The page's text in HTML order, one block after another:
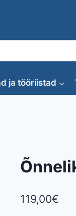
ja tööriistad
119,00€